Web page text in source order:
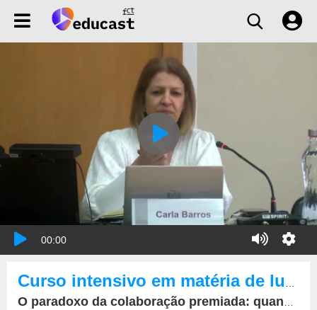
00:00
O paradoxo da colaboração premiada: quando a lei penal promete, mas o processo penal não garante